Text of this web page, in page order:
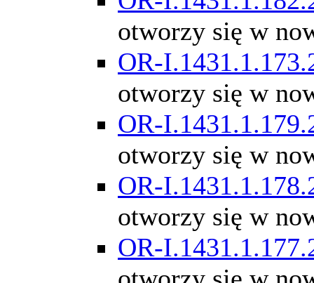
otworzy się w
OR-
otworzy się w
OR-
otworzy się w
OR-
otworzy się w
OR-